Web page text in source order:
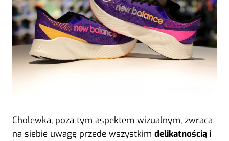
Cholewka, poza tym aspektem wizualnym, zwraca
na siebie uwagę przede wszystkim delikatnością i